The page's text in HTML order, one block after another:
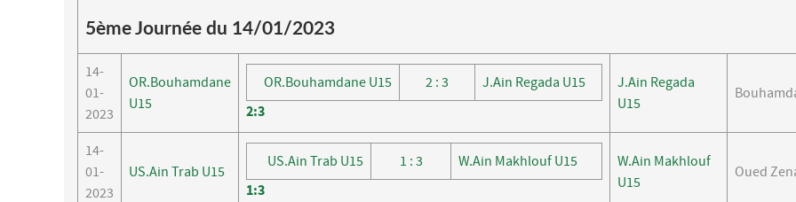
5ème Journée du 14/01/2023
14-
01-
2023
OR.Bouhamdane
U15
OR.Bouhamdane U15 2 : 3
J.Ain Regada U15
2:3
J.Ain Regada
U15
14-
01-
2023
US.Ain Trab U15
US.Ain Trab U15 1 : 3
W.Ain Makhlouf U15
1:3
W.Ain Makhlouf
U15
Oued